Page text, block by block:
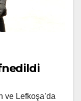
ve Lefkoşa’da